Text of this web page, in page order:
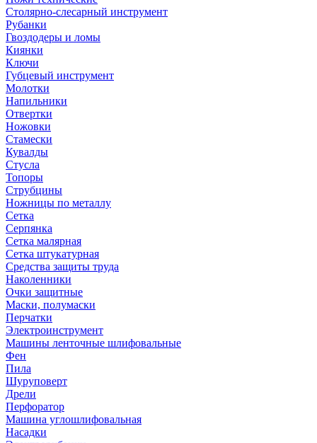
Столярно-слесарный инструмент
Рубанки
Гвоздодеры и ломы
Киянки
Ключи
Губцевый инструмент
Молотки
Напильники
Отвертки
Ножовки
Стамески
Кувалды
Стусла
Топоры
Струбцины
Ножницы по металлу
Сетка
Серпянка
Сетка малярная
Сетка штукатурная
Средства защиты труда
Наколенники
Очки защитные
Маски, полумаски
Перчатки
Электроинструмент
Машины ленточные шлифовальные
Фен
Пила
Шуруповерт
Дрели
Перфоратор
Машина углошлифовальная
Насадки